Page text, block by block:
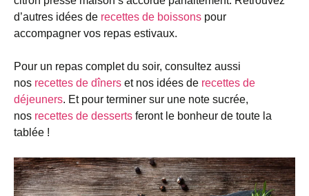
d’autres idées de recettes de boissons pour
accompagner vos repas estivaux.
Pour un repas complet du soir, consultez aussi
nos recettes de dîners et nos idées de recettes de
déjeuners. Et pour terminer sur une note sucrée,
nos recettes de desserts feront le bonheur de toute la
tablée !